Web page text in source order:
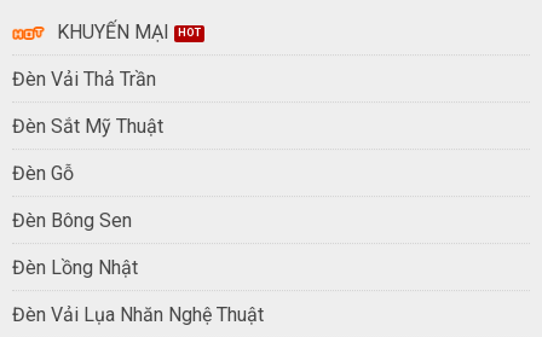
KHUYẾN MẠI
Đèn Vải Thả Trần
Đèn Sắt Mỹ Thuật
Đèn Gỗ
Đèn Bông Sen
Đèn Lồng Nhật
Đèn Vải Lụa Nhăn Nghệ Thuật